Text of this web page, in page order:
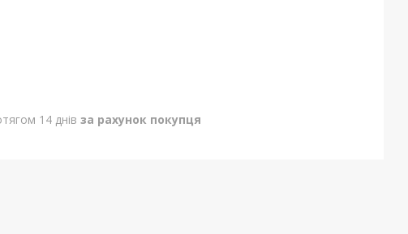
14 днів за рахунок покупця